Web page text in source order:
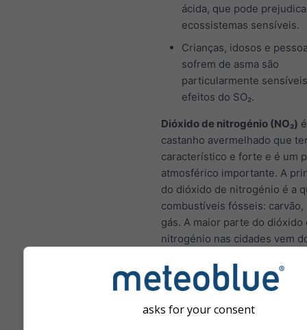
ácida, que pode
ecossistemas sensíveis.
Crianças, idosos e
sofrem de asma são
particularmente
efeitos do SO₂.
Dióxido de nitrogénio (NO₂)
castanho avermelhado que
característico e forte e é um
atmosférico importante. A
do dióxido de nitrogénio é a
combustíveis fósseis:
gás. A maior parte do dióxido
nitrogénio nas cidades vem
nitrogénio é um importante
atmosférico porque contribui
formação do ozono, que
impactos significativos na
asks for your consent